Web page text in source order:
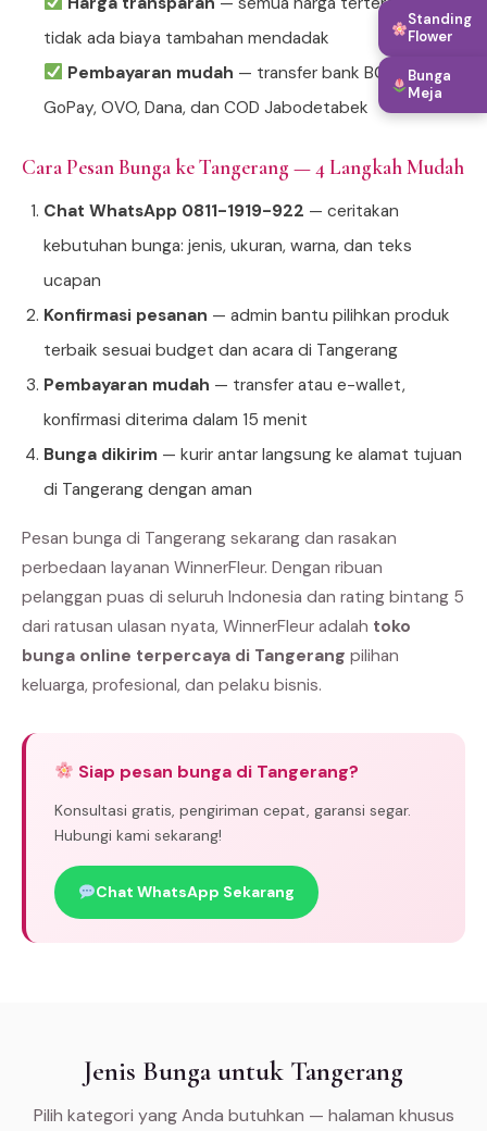
tidak ada biaya tambahan mendadak
Pembayaran mudah — transfer bank BCA/Mandiri,
GoPay, OVO, Dana, dan COD Jabodetabek
Cara Pesan Bunga ke Tangerang — 4 Langkah Mudah
Chat WhatsApp 0811-1919-922 — ceritakan
kebutuhan bunga: jenis, ukuran, warna, dan teks
ucapan
Konfirmasi pesanan — admin bantu pilihkan produk
terbaik sesuai budget dan acara di Tangerang
Pembayaran mudah — transfer atau e-wallet,
konfirmasi diterima dalam 15 menit
Bunga dikirim — kurir antar langsung ke alamat tujuan
di Tangerang dengan aman
Pesan bunga di Tangerang sekarang dan rasakan
perbedaan layanan WinnerFleur. Dengan ribuan
pelanggan puas di seluruh Indonesia dan rating bintang 5
dari ratusan ulasan nyata, WinnerFleur adalah toko
bunga online terpercaya di Tangerang pilihan
keluarga, profesional, dan pelaku bisnis.
Siap pesan bunga di Tangerang?
Konsultasi gratis, pengiriman cepat, garansi segar.
Hubungi kami sekarang!
Chat WhatsApp Sekarang
Jenis Bunga untuk Tangerang
Pilih kategori yang Anda butuhkan — halaman khusus
Standing
Flower
Bunga
Meja